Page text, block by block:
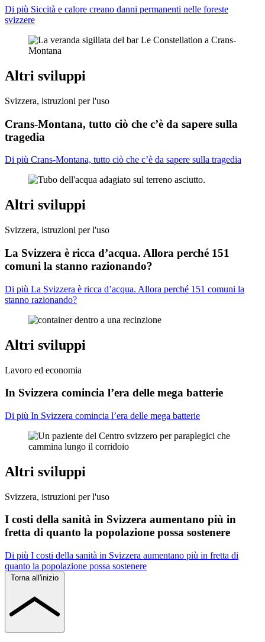
Di più Siccità e calore creano danni permanenti nelle foreste
svizzere
Altri sviluppi
Svizzera, istruzioni per l'uso
Crans-Montana, tutto ciò che c’è da sapere sulla
tragedia
Di più Crans-Montana, tutto ciò che c’è da sapere sulla tragedia
Altri sviluppi
Svizzera, istruzioni per l'uso
La Svizzera è ricca d’acqua. Allora perché 151
comuni la stanno razionando?
Di più La Svizzera è ricca d’acqua. Allora perché 151 comuni la
stanno razionando?
Altri sviluppi
Lavoro ed economia
In Svizzera comincia l’era delle mega batterie
Di più In Svizzera comincia l’era delle mega batterie
Altri sviluppi
Svizzera, istruzioni per l'uso
I costi della sanità in Svizzera aumentano più in
fretta di quanto la popolazione possa sostenere
Di più I costi della sanità in Svizzera aumentano più in fretta di
quanto la popolazione possa sostenere
Torna all'inizio